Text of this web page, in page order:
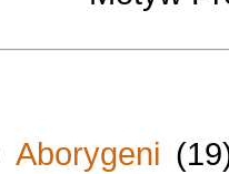
Aborygeni